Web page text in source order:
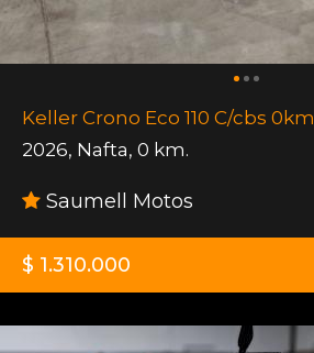
Keller Crono Eco 110 C/cbs 0km
2026, Nafta, 0 km.
Saumell Motos
$ 1.310.000